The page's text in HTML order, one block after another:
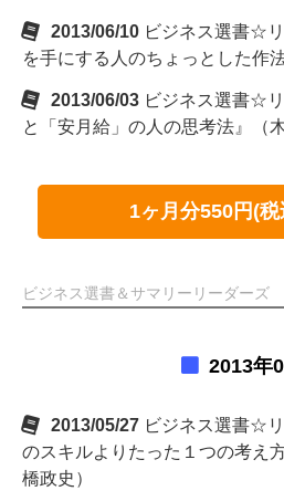
2013/06/10 ビジネス選書☆
を手にする人のちょっとした作法
2013/06/03 ビジネス選書☆
と「安月給」の人の思考法』（
1ヶ月分550円(
ビジネス選書＆サマリーリーダーズ
2013年
2013/05/27 ビジネス選書☆
のスキルよりたった１つの考え
橋政史）